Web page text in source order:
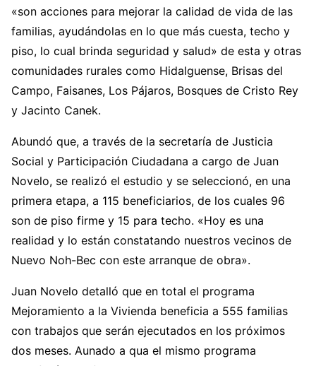
«son acciones para mejorar la calidad de vida de las
familias, ayudándolas en lo que más cuesta, techo y
piso, lo cual brinda seguridad y salud» de esta y otras
comunidades rurales como Hidalguense, Brisas del
Campo, Faisanes, Los Pájaros, Bosques de Cristo Rey
y Jacinto Canek.
Abundó que, a través de la secretaría de Justicia
Social y Participación Ciudadana a cargo de Juan
Novelo, se realizó el estudio y se seleccionó, en una
primera etapa, a 115 beneficiarios, de los cuales 96
son de piso firme y 15 para techo. «Hoy es una
realidad y lo están constatando nuestros vecinos de
Nuevo Noh-Bec con este arranque de obra».
Juan Novelo detalló que en total el programa
Mejoramiento a la Vivienda beneficia a 555 familias
con trabajos que serán ejecutados en los próximos
dos meses. Aunado a qua el mismo programa